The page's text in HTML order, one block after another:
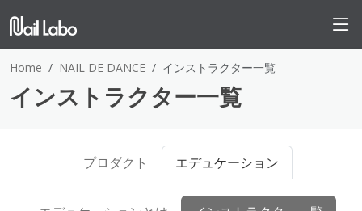
Home NAIL DE DANCE インストラクター一覧
インストラクター一覧
プロダクト エデュケーション